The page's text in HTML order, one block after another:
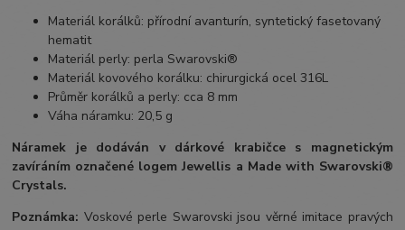
Materiál korálků: přírodní avanturín, syntetický fasetovaný
hematit
Materiál perly: perla Swarovski®
Materiál kovového korálku: chirurgická ocel 316L
Průměr korálků a perly: cca 8 mm
Váha náramku: 20,5 g
Náramek je dodáván v dárkové krabičce s magnetickým
zavíráním označené logem Jewellis a Made with Swarovski®
Crystals.
Poznámka: Voskové perle Swarovski jsou věrné imitace pravých